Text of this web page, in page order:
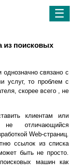
☰
поисковых
связано с
услуг, то проблем с
скорее всего , не
клиентам или
отличающийся
Web-страниц.
ссылок из списка
быть не просто.
машин как